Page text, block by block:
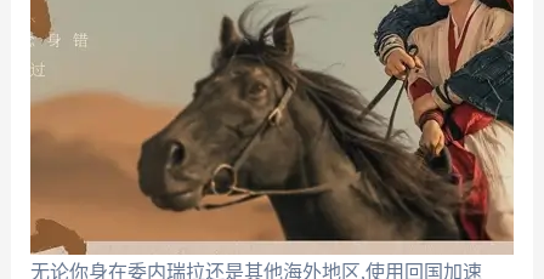
无论你身在委内瑞拉还是其他海外地区,使用回国加速